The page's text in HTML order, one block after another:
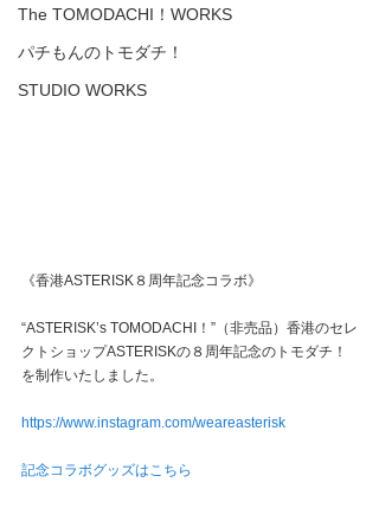
The TOMODACHI！WORKS
パチもんのトモダチ！
STUDIO WORKS
《香港ASTERISK８周年記念コラボ》
“ASTERISK’s TOMODACHI！”（非売品）⁡香港のセレ
クトショップASTERISKの８周年記念のトモダチ！
を制作いたしました。
⁡https://www.instagram.com/weareasterisk
記念コラボグッズはこちら